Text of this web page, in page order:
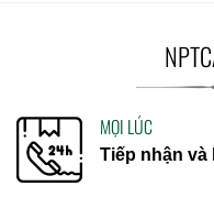
MỌI LÚC
Tiếp nhận và